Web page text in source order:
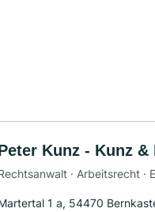
Kunz - Kunz &
· Arbeitsrecht ·
1 a, 54470